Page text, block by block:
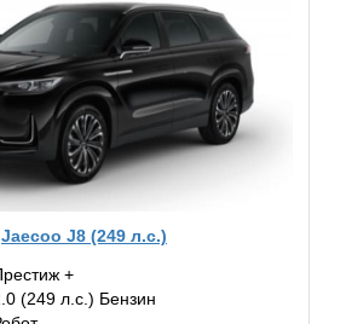
Jaecoo J8 (249 л.с.)
+
(249 л.с.) Бензин